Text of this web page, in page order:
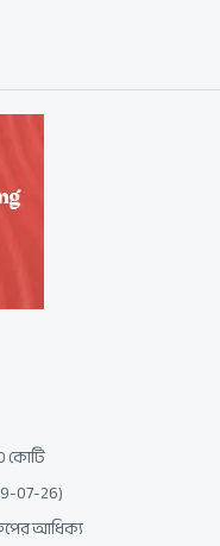
কোটি
07-26)
আধিক্য